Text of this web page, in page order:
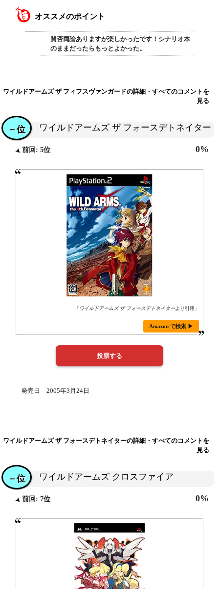
オススメのポイント
賛否両論ありますが楽しかったです！シナリオ本
のままだったらもっとよかった。
ワイルドアームズ ザ フィフスヴァンガードの詳細・すべてのコメントを
見る
ワイルドアームズ ザ フォースデトネイター
－位
前回: 5位 0%
「 ワイルドアームズ ザ フォースデトネイターより引用」
Amazon で検索 ▶
発売日 2005年3月24日
ワイルドアームズ ザ フォースデトネイターの詳細・すべてのコメントを
見る
ワイルドアームズ クロスファイア
－位
前回: 7位 0%